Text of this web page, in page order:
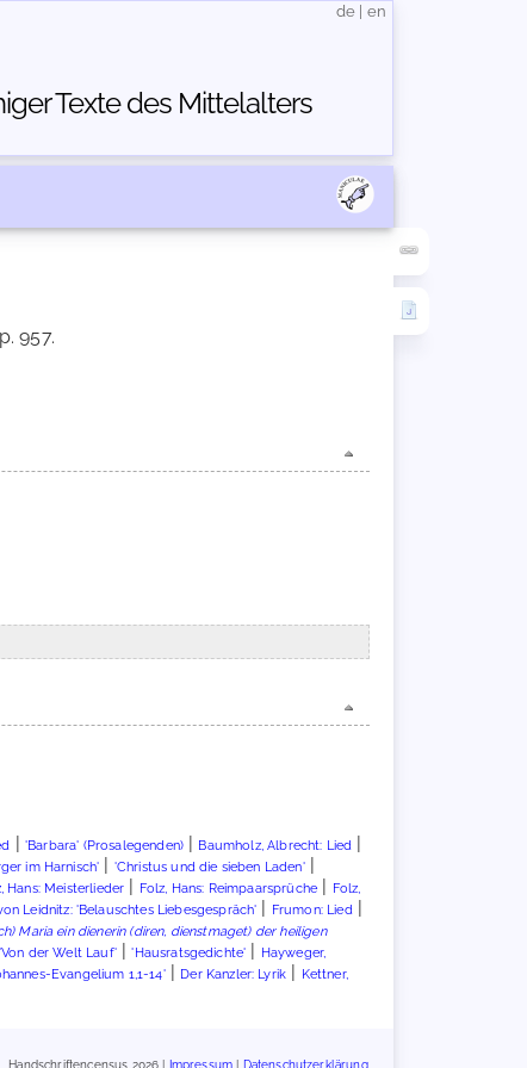
Texte des Mittelalters
de en
957.
| 'Barbara' (Prosalegenden) | Baumholz, Albrecht: Lied |
im Harnisch' | 'Christus und die sieben Laden'|
Hans: Meisterlieder | Folz, Hans: Reimpaarsprüche | Folz,
Leidnitz: 'Belauschtes Liebesgespräch' | Frumon: Lied|
Maria ein dienerin (diren, dienstmaget) der heiligen
der Welt Lauf'|'Hausratsgedichte' | Hayweger,
Evangelium 1,1-14'| Der Kanzler: Lyrik | Kettner,
Handschriftencensus 2026 | Impressum Datenschutzerklärung